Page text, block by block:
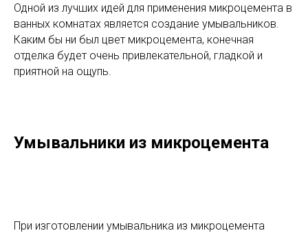
Одной из лучших идей для применения микроцемента в
ванных комнатах является создание умывальников.
Каким бы ни был цвет микроцемента, конечная
отделка будет очень привлекательной, гладкой и
приятной на ощупь.
Умывальники из микроцемента
При изготовлении умывальника из микроцемента